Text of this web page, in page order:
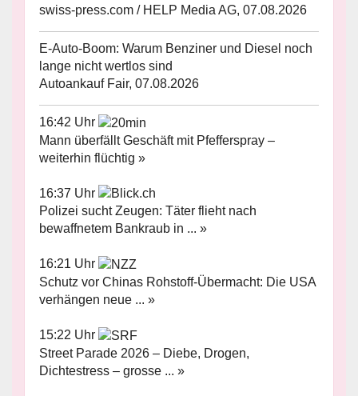
swiss-press.com / HELP Media AG, 07.08.2026
E-Auto-Boom: Warum Benziner und Diesel noch
lange nicht wertlos sind
Autoankauf Fair, 07.08.2026
16:42 Uhr
Mann überfällt Geschäft mit Pfefferspray –
weiterhin flüchtig »
16:37 Uhr
Polizei sucht Zeugen: Täter flieht nach
bewaffnetem Bankraub in ... »
16:21 Uhr
Schutz vor Chinas Rohstoff-Übermacht: Die USA
verhängen neue ... »
15:22 Uhr
Street Parade 2026 – Diebe, Drogen,
Dichtestress – grosse ... »